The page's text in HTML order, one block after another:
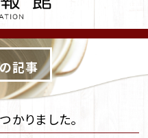
の記事
かりました。